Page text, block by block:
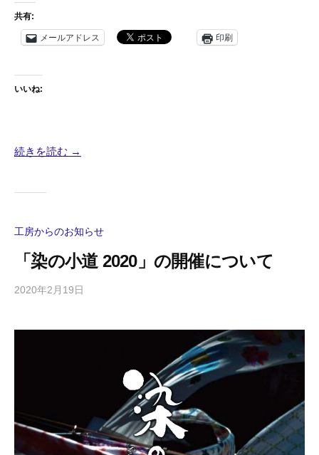
共有:
メールアドレス 印刷
いいね:
続きを読む →
工房からのお知らせ
「染の小道 2020」の開催について
2020年2月19日
工
房